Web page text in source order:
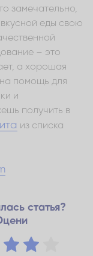
замечательно,
еды свою
– это
а хорошая
помощь для
и
получить в
из списка
статья?